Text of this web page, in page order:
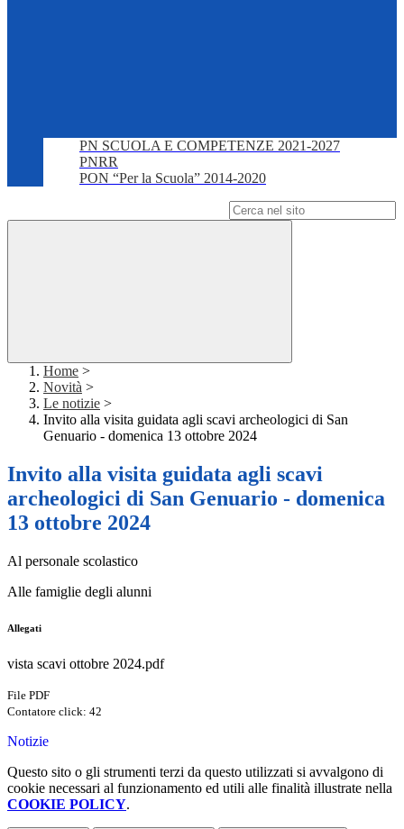
PN SCUOLA E COMPETENZE 2021-2027
PNRR
PON “Per la Scuola” 2014-2020
Home >
Novità >
Le notizie >
Invito alla visita guidata agli scavi archeologici di San
Genuario - domenica 13 ottobre 2024
Invito alla visita guidata agli scavi
archeologici di San Genuario - domenica
13 ottobre 2024
Al personale scolastico
Alle famiglie degli alunni
Allegati
vista scavi ottobre 2024.pdf
File PDF
Contatore click: 42
Notizie
Questo sito o gli strumenti terzi da questo utilizzati si avvalgono di
cookie necessari al funzionamento ed utili alle finalità illustrate nella
COOKIE POLICY.